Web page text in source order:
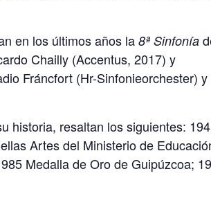
en los últimos años la8ª Sinfonía
Chailly (Accentus, 2017) y
Fráncfort (Hr-Sinfonieorchester) y
historia, resaltan los siguientes:
Artes del Ministerio de
Medalla de Oro de Guipúzcoa;